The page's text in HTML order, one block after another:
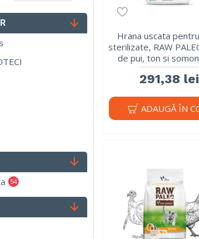
54
Hrana uscata
sterilizate, RAW
de pui, ton si
291,38 lei
ADAUGĂ ÎN